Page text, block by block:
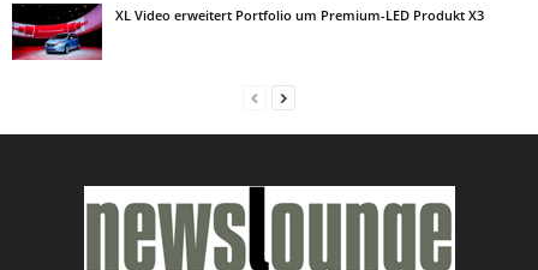
XL Video erweitert Portfolio um Premium-LED Produkt X3